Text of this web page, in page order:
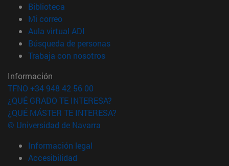
Biblioteca
Mi correo(abre en nueva ventana)
Aula virtual ADI
Búsqueda de personas(abre en nueva ventana)
Trabaja con nosotros(abre en nueva ventana)
Información
TFNO +34 948 42 56 00
¿QUÉ GRADO TE INTERESA?
¿QUÉ MÁSTER TE INTERESA?
© Universidad de Navarra
Información legal
Accesibilidad